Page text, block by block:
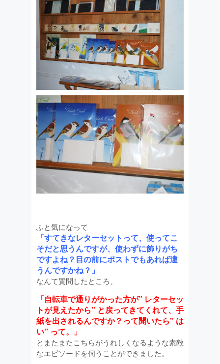
ふと気になって
「すてきなレターセットって、使ってこ
そだと思うんですが、使わずに飾りがち
ですよね？目の前にポストでもあれば違
うんですかね？」
なんて質問したところ、
「自転車で通りがかった方が” レターセッ
トが見えたから” と戻ってきてくれて、手
紙を出されるんですか？って聞いたら” は
い” って。」
とまたまたこちらがうれしくなるような素敵
なエピソードを伺うことができました。